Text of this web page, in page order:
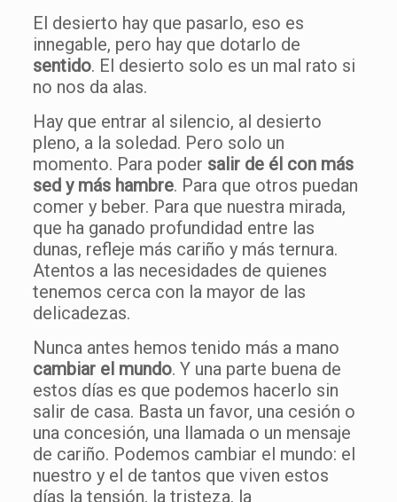
El desierto hay que pasarlo, eso es
innegable, pero hay que dotarlo de
sentido. El desierto solo es un mal rato si
no nos da alas.
Hay que entrar al silencio, al desierto
pleno, a la soledad. Pero solo un
momento. Para poder salir de él con más
sed y más hambre. Para que otros puedan
comer y beber. Para que nuestra mirada,
que ha ganado profundidad entre las
dunas, refleje más cariño y más ternura.
Atentos a las necesidades de quienes
tenemos cerca con la mayor de las
delicadezas.
Nunca antes hemos tenido más a mano
cambiar el mundo. Y una parte buena de
estos días es que podemos hacerlo sin
salir de casa. Basta un favor, una cesión o
una concesión, una llamada o un mensaje
de cariño. Podemos cambiar el mundo: el
nuestro y el de tantos que viven estos
días la tensión, la tristeza, la